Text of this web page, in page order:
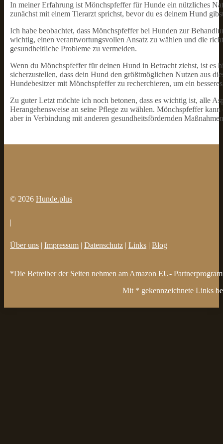
In meiner Erfahrung ist Mönchspfeffer für Hunde ein nützliches
zunächst mit einem Tierarzt sprichst, bevor du es deinem Hund
Ich habe beobachtet, dass Mönchspfeffer bei Hunden zur
wichtig, einen verantwortungsvollen Ansatz zu wählen und die
gesundheitliche Probleme zu vermeiden.
Wenn du Mönchspfeffer für deinen Hund in Betracht ziehst, ist es
sicherzustellen, dass dein Hund den größtmöglichen Nutzen aus
Hundebesitzer mit Mönchspfeffer zu recherchieren, um ein
Zu guter Letzt möchte ich noch betonen, dass es wichtig ist, alle
Herangehensweise an seine Pflege zu wählen. Mönchspfeffer
aber in Verbindung mit anderen gesundheitsfördernden
© 2026 Hunde.plus
|
Über uns | Impressum | Datenschutz | Links | Blog
*Die Betreiber der Seiten nehmen am Amazon EU-
Mit * gekennzeichnete Links